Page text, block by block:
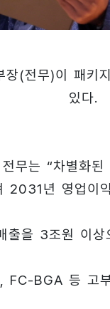
(전무)이 패키
있다.
무는 “차별화
2031년 영업이
을 3조원 이
FC-BGA 등 고